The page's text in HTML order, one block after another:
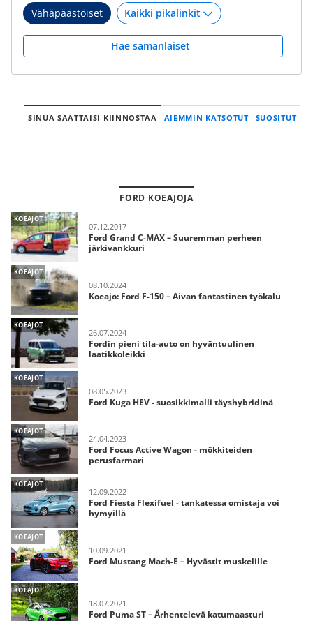
Vähäpäästöiset
Hae samanlaiset
SINUA SAATTAISI KIINNOSTAA AIEMMIN KATSOTUT SUOSITUT
FORD KOEAJOJA
KOEAJOT
07.12.2017
Ford Grand C-MAX – Suuremman perheen
järkivankkuri
KOEAJOT
08.10.2024
Koeajo: Ford F-150 – Aivan fantastinen työkalu
KOEAJOT
26.07.2024
Fordin pieni tila-auto on hyväntuulinen
laatikkoleikki
KOEAJOT
08.05.2023
Ford Kuga HEV - suosikkimalli täyshybridinä
KOEAJOT
24.04.2023
Ford Focus Active Wagon - mökkiteiden
perusfarmari
KOEAJOT
12.09.2022
Ford Fiesta Flexifuel - tankatessa omistaja voi
hymyillä
KOEAJOT
10.09.2021
Ford Mustang Mach-E – Hyvästit muskelille
KOEAJOT
18.07.2021
Ford Puma ST – Ärhentelevä katumaasturi